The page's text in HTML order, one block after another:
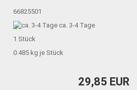
66825501
ca. 3-4 Tage
1 Stück
0.485 kg je Stück
29,85 EUR